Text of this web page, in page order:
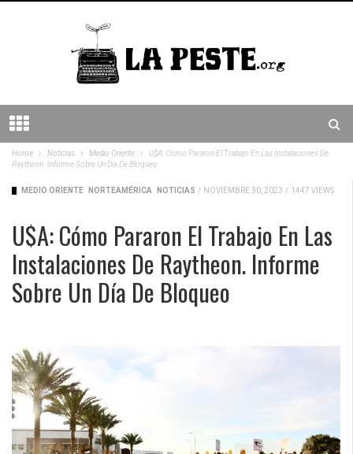
Home Noticias Medio Oriente
U$A: Cómo Pararon El Trabajo En Las Instalaciones De
Raytheon. Informe Sobre Un Día De Bloqueo
MEDIO ORIENTE NORTEAMÉRICA NOTICIAS / NOVIEMBRE 30, 2023 / 1447 VIEWS
U$A: Cómo Pararon El Trabajo En Las
Instalaciones De Raytheon. Informe
Sobre Un Día De Bloqueo